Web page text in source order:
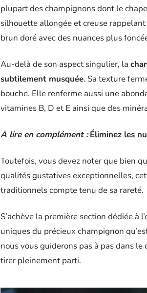
plupart des champignons dont le
silhouette allongée et creuse
brun doré avec des nuances plus
Au-delà de son aspect singulier, la
subtilement musquée. Sa texture
bouche. Elle renferme aussi une
vitamines B, D et E ainsi que des
A lire en complément : Éliminez les
Toutefois, vous devez noter que bien
qualités gustatives exceptionnelles,
traditionnels compte tenu de sa rareté.
S’achève la première section dédiée à
uniques du précieux champignon
nous vous guiderons pas à pas dans
tirer pleinement parti.